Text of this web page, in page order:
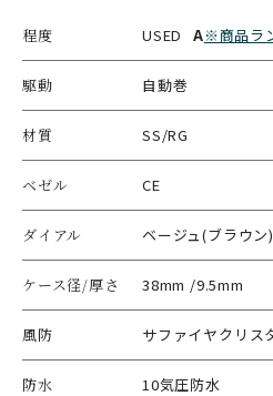
程度 USED A※商品ラ
駆動 自動巻
材質 SS/RG
ベゼル CE
ダイアル ベージュ(ブラウン)
ケース径/厚さ 38mm /9.5mm
風防 サファイヤクリス
防水 10気圧防水